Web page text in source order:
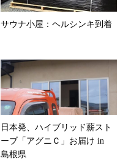
サウナ小屋：ヘルシンキ到着
日本発、ハイブリッド薪スト
ーブ「アグニＣ」お届け in
島根県